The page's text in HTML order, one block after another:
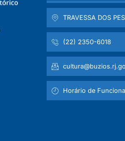
TRAVESSA DOS
(22) 2350-6018
Horário de